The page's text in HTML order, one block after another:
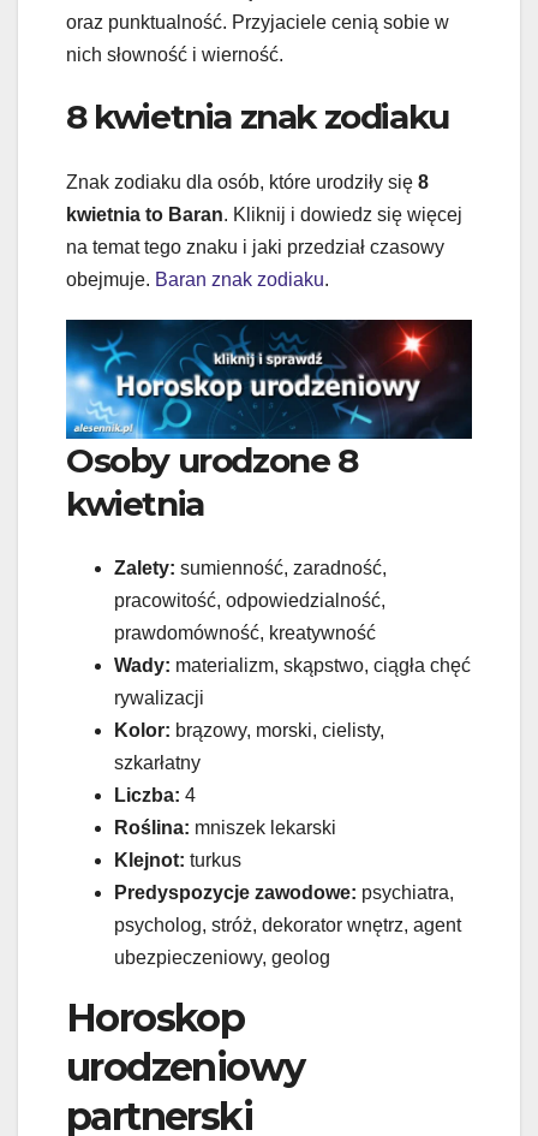
oraz punktualność. Przyjaciele cenią sobie w
nich słowność i wierność.
8 kwietnia znak zodiaku
Znak zodiaku dla osób, które urodziły się 8
kwietnia to Baran. Kliknij i dowiedz się więcej
na temat tego znaku i jaki przedział czasowy
obejmuje. Baran znak zodiaku.
Osoby urodzone 8
kwietnia
Zalety: sumienność, zaradność,
pracowitość, odpowiedzialność,
prawdomówność, kreatywność
Wady: materializm, skąpstwo, ciągła chęć
rywalizacji
Kolor: brązowy, morski, cielisty,
szkarłatny
Liczba: 4
Roślina: mniszek lekarski
Klejnot: turkus
Predyspozycje zawodowe: psychiatra,
psycholog, stróż, dekorator wnętrz, agent
ubezpieczeniowy, geolog
Horoskop
urodzeniowy
partnerski